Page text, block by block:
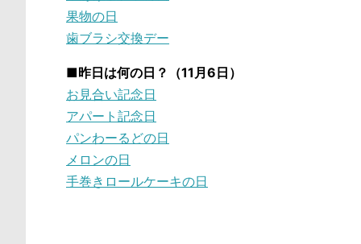
果物の日
歯ブラシ交換デー
■昨日は何の日？（11月6日）
お見合い記念日
アパート記念日
パンわーるどの日
メロンの日
手巻きロールケーキの日